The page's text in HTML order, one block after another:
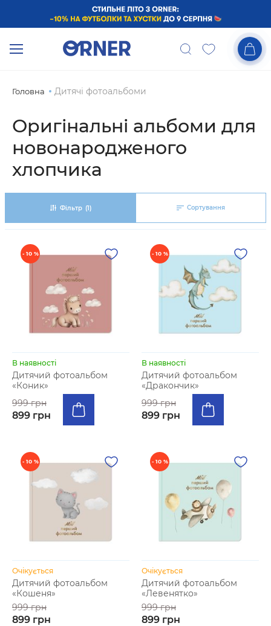
Головна Дитячі фотоальбоми
Оригінальні альбоми для
новонародженого
хлопчика
Фільтр (1) Сортування
- 10 %
В наявності
Дитячий фотоальбом
«Коник»
999 грн
899 грн
- 10 %
В наявності
Дитячий фотоальбом
«Дракончик»
999 грн
899 грн
- 10 %
Очікується
Дитячий фотоальбом
«Кошеня»
999 грн
899 грн
- 10 %
Очікується
Дитячий фотоальбом
«Левенятко»
999 грн
899 грн